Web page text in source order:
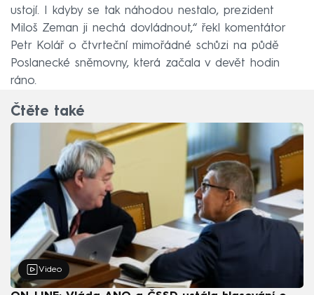
ustojí. I kdyby se tak náhodou nestalo, prezident
Miloš Zeman ji nechá dovládnout,“ řekl komentátor
Petr Kolář o čtvrteční mimořádné schůzi na půdě
Poslanecké sněmovny, která začala v devět hodin
ráno.
Čtěte také
Video